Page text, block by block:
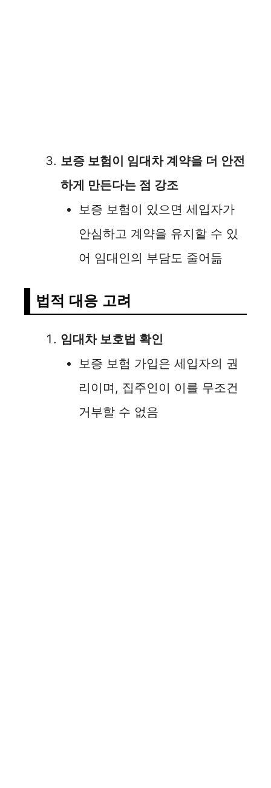
보증 보험이 임대차 계약을 더 안전
하게 만든다는 점 강조
보증 보험이 있으면 세입자가
안심하고 계약을 유지할 수 있
어 임대인의 부담도 줄어듦
법적 대응 고려
임대차 보호법 확인
보증 보험 가입은 세입자의 권
리이며, 집주인이 이를 무조건
거부할 수 없음